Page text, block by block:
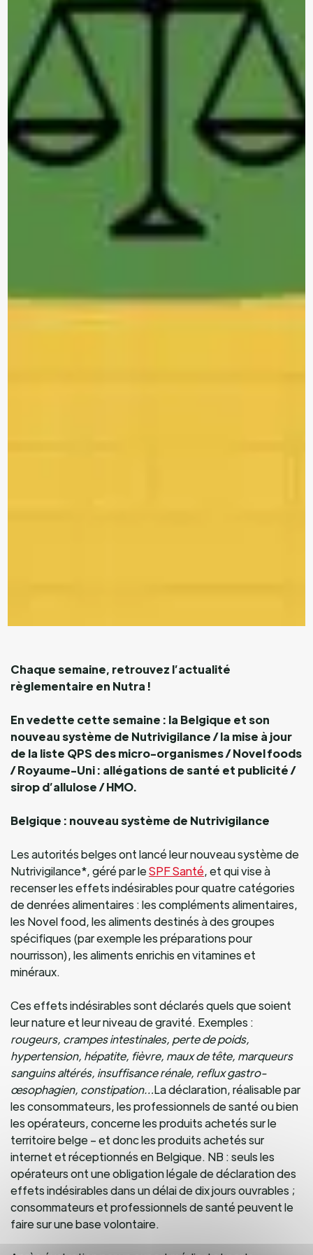
Chaque semaine, retrouvez l’actualité
règlementaire en Nutra !
En vedette cette semaine : la Belgique et son
nouveau système de Nutrivigilance / la mise à jour
de la liste QPS des micro-organismes / Novel foods
/ Royaume-Uni : allégations de santé et publicité /
sirop d’allulose / HMO.
Belgique : nouveau système de Nutrivigilance
Les autorités belges ont lancé leur nouveau système de
Nutrivigilance*, géré par leSPF Santé, et qui vise à
recenser les effets indésirables pour quatre catégories
de denrées alimentaires : les compléments alimentaires,
les Novel food, les aliments destinés à des groupes
spécifiques (par exemple les préparations pour
nourrisson), les aliments enrichis en vitamines et
minéraux.
Ces effets indésirables sont déclarés quels que soient
leur nature et leur niveau de gravité. Exemples :
rougeurs, crampes intestinales, perte de poids,
hypertension, hépatite, fièvre, maux de tête, marqueurs
sanguins altérés, insuffisance rénale, reflux gastro-
œsophagien, constipation…La déclaration, réalisable par
les consommateurs, les professionnels de santé ou bien
les opérateurs, concerne les produits achetés sur le
territoire belge – et donc les produits achetés sur
internet et réceptionnés en Belgique. NB : seuls les
opérateurs ont une obligation légale de déclaration des
effets indésirables dans un délai de dix jours ouvrables ;
consommateurs et professionnels de santé peuvent le
faire sur une base volontaire.